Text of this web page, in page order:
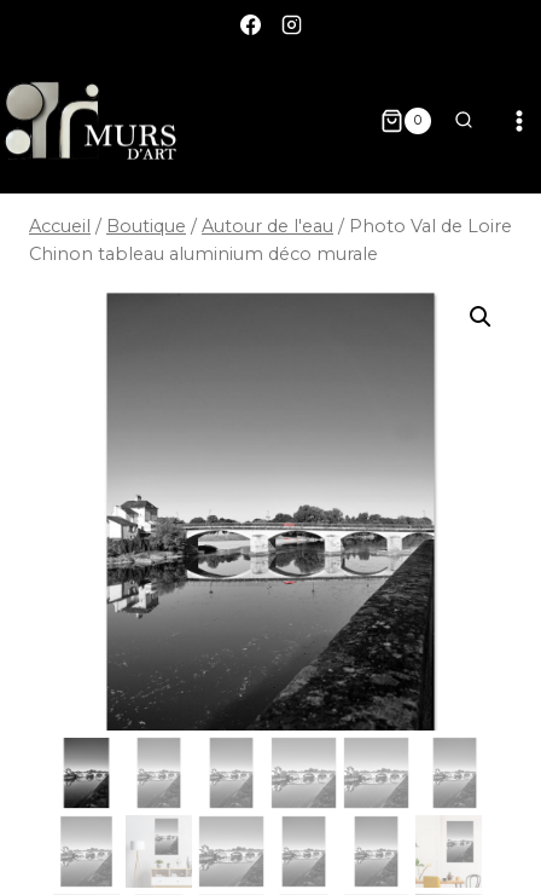
0
Accueil / Boutique / Autour de l'eau / Photo Val de Loire
Chinon tableau aluminium déco murale